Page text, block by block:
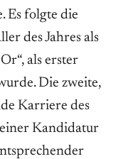
Es folgte die
des Jahres als
als erster
Die zweite,
Karriere des
Kandidatur